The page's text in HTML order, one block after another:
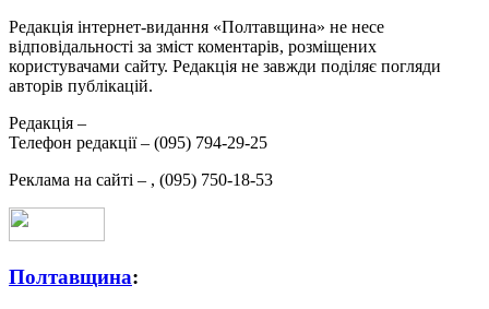
Редакція інтернет-видання «Полтавщина» не несе
відповідальності за зміст коментарів, розміщених
користувачами сайту. Редакція не завжди поділяє погляди
авторів публікацій.
Редакція –
Телефон редакції – (095) 794-29-25
Реклама на сайті – , (095) 750-18-53
Полтавщина: